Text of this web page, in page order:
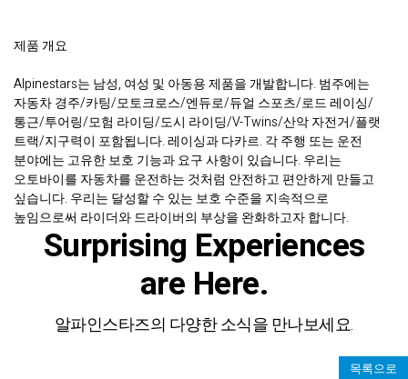
제품 개요
Alpinestars는 남성, 여성 및 아동용 제품을 개발합니다. 범주에는
자동차 경주/카팅/모토크로스/엔듀로/듀얼 스포츠/로드 레이싱/
통근/투어링/모험 라이딩/도시 라이딩/V-Twins/산악 자전거/플랫
트랙/지구력이 포함됩니다. 레이싱과 다카르. 각 주행 또는 운전
분야에는 고유한 보호 기능과 요구 사항이 있습니다. 우리는
오토바이를 자동차를 운전하는 것처럼 안전하고 편안하게 만들고
싶습니다. 우리는 달성할 수 있는 보호 수준을 지속적으로
높임으로써 라이더와 드라이버의 부상을 완화하고자 합니다.
Surprising Experiences
are Here.
알파인스타즈의 다양한 소식을 만나보세요.
목록으로